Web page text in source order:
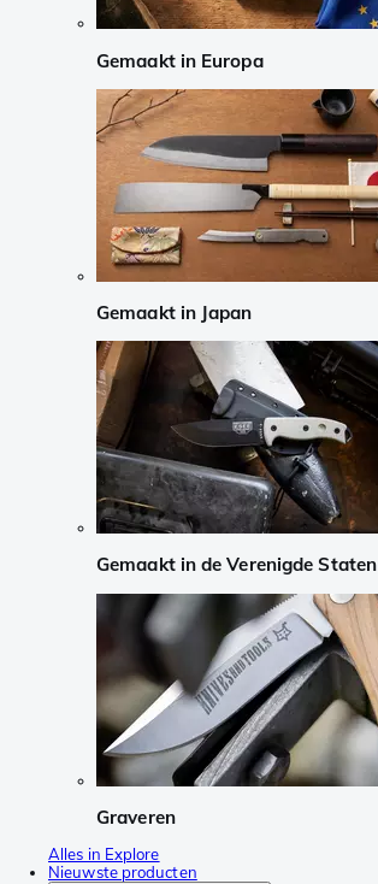
Gemaakt in Europa
Gemaakt in Japan
Gemaakt in de Verenigde Staten
Graveren
Alles in Explore
Nieuwste producten